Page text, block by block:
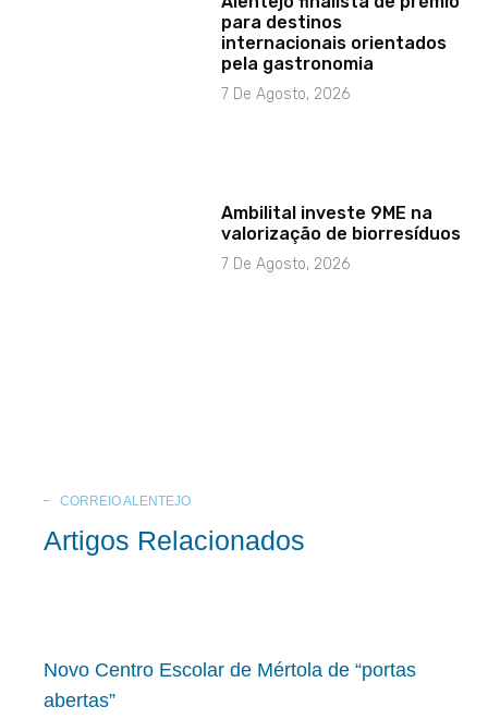
para destinos
internacionais orientados
pela gastronomia
7 De Agosto, 2026
Ambilital investe 9ME na
valorização de biorresíduos
7 De Agosto, 2026
CORREIO ALENTEJO
Artigos Relacionados
Novo Centro Escolar de Mértola de “portas
abertas”